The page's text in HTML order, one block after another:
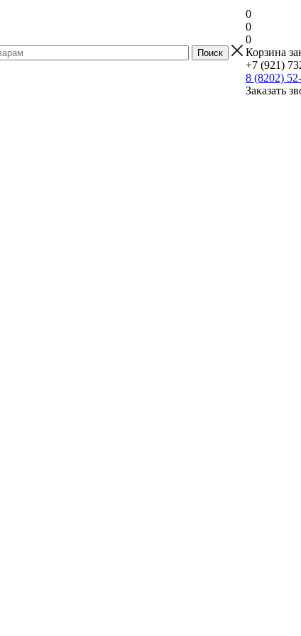
0
0
0
Корзина
+7 (921)
8 (8202)
Заказать